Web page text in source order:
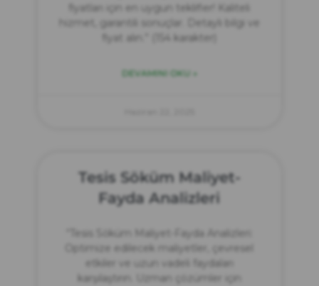
fiyatları için en uygun teklifler! Kaliteli
hizmet, garantili sonuçlar. Detaylı bilgi ve
fiyat alın.” (154 karakter)
DEVAMINI OKU »
Tesis Söküm Maliyet-
Fayda Analizleri
“Tesis Söküm Maliyet-Fayda Analizleri:
Optimize edilecek maliyetler, çevresel
etkiler ve uzun vadeli faydaları
karşılaştırın. Uzman çözümler için